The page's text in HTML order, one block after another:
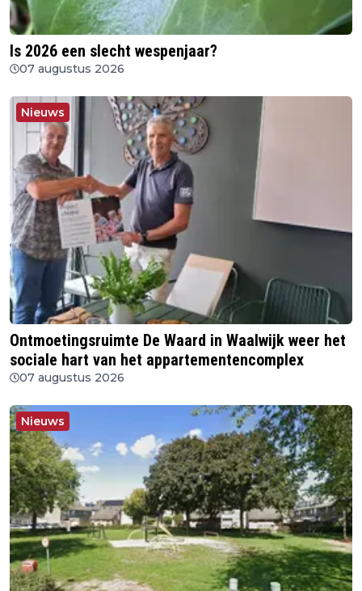
Is 2026 een slecht wespenjaar?
07 augustus 2026
Nieuws
Ontmoetingsruimte De Waard in Waalwijk weer het
sociale hart van het appartementencomplex
07 augustus 2026
Nieuws